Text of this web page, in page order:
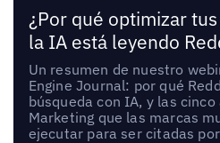
¿Por qué optimizar
la IA está leyendo
Un resumen de nuestro
Engine Journal: por qué
búsqueda con IA, y las
Marketing que las marcas
ejecutar para ser citadas